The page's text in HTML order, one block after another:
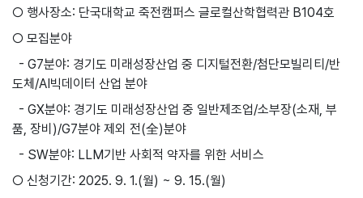
○ 행사장소: 단국대학교 죽전캠퍼스 글로컬산학협력관 B104호
○ 모집분야
- G7분야: 경기도 미래성장산업 중 디지털전환/첨단모빌리티/반
도체/AI빅데이터 산업 분야
- GX분야: 경기도 미래성장산업 중 일반제조업/소부장(소재, 부
품, 장비)/G7분야 제외 전(全)분야
- SW분야: LLM기반 사회적 약자를 위한 서비스
○ 신청기간: 2025. 9. 1.(월) ~ 9. 15.(월)